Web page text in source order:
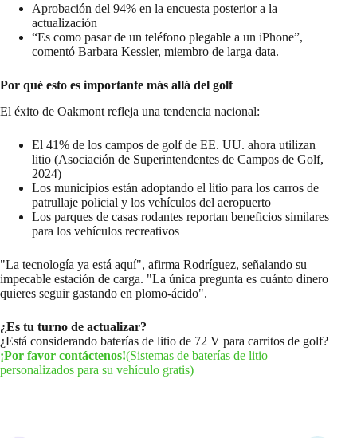
Aprobación del 94% en la encuesta posterior a la
actualización
“Es como pasar de un teléfono plegable a un iPhone”,
comentó Barbara Kessler, miembro de larga data.
Por qué esto es importante más allá del golf
El éxito de Oakmont refleja una tendencia nacional:
El 41% de los campos de golf de EE. UU. ahora utilizan
litio (Asociación de Superintendentes de Campos de Golf,
2024)
Los municipios están adoptando el litio para los carros de
patrullaje policial y los vehículos del aeropuerto
Los parques de casas rodantes reportan beneficios similares
para los vehículos recreativos
"La tecnología ya está aquí", afirma Rodríguez, señalando su
impecable estación de carga. "La única pregunta es cuánto dinero
quieres seguir gastando en plomo-ácido".
¿Es tu turno de actualizar?
¿Está considerando baterías de litio de 72 V para carritos de golf?
¡Por favor contáctenos!(Sistemas de baterías de litio
personalizados para su vehículo gratis)